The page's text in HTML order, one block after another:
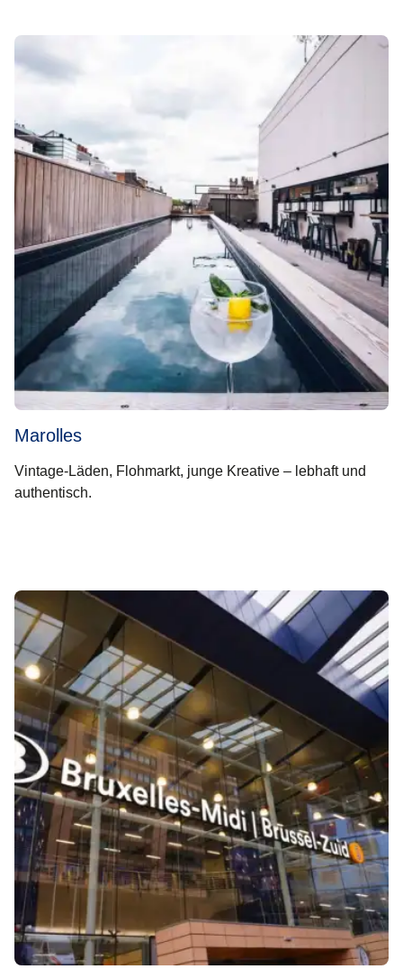
Marolles
Vintage-Läden, Flohmarkt, junge Kreative – lebhaft und
authentisch.